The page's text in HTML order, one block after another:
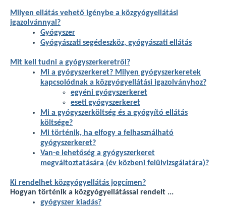
Milyen ellátás vehető igénybe a közgyógyellátási
igazolvánnyal?
Gyógyszer
Gyógyászati segédeszköz, gyógyászati ellátás
Mit kell tudni a gyógyszerkeretről?
Mi a gyógyszerkeret? Milyen gyógyszerkeretek
kapcsolódnak a közgyógyellátási igazolványhoz?
egyéni gyógyszerkeret
eseti gyógyszerkeret
Mi a gyógyszerköltség és a gyógyító ellátás
költsége?
Mi történik, ha elfogy a felhasználható
gyógyszerkeret?
Van-e lehetőség a gyógyszerkeret
megváltoztatására (év közbeni felülvizsgálatára)?
Ki rendelhet közgyógyellátás jogcímen?
Hogyan történik a közgyógyellátással rendelt ...
gyógyszer kiadás?